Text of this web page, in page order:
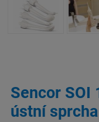
Sencor SOI
ústní sprcha